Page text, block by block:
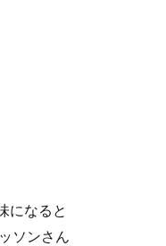
になると
ソンさん